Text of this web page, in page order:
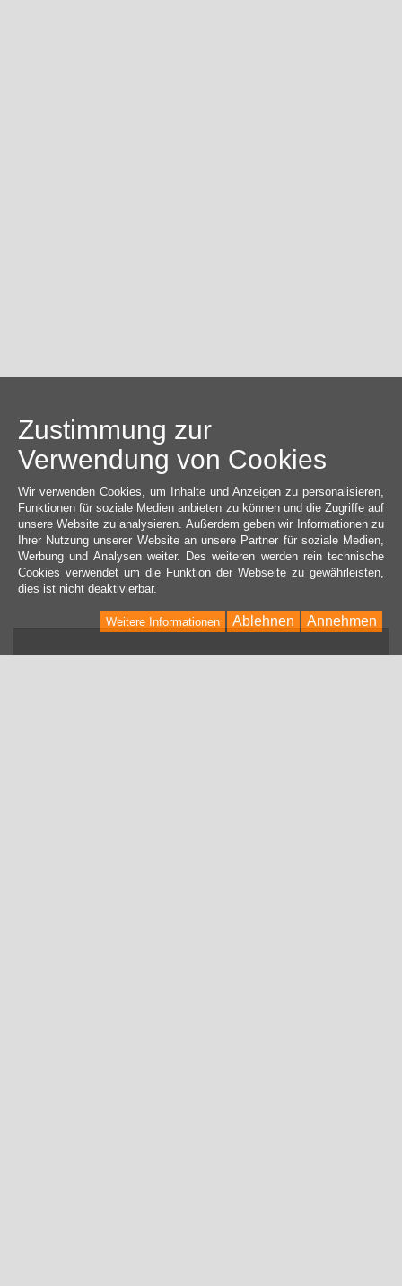
Zustimmung zur
Verwendung von Cookies
Wir verwenden Cookies, um Inhalte und Anzeigen zu personalisieren,
Funktionen für soziale Medien anbieten zu können und die Zugriffe auf
unsere Website zu analysieren. Außerdem geben wir Informationen zu
Ihrer Nutzung unserer Website an unsere Partner für soziale Medien,
Werbung und Analysen weiter. Des weiteren werden rein technische
Cookies verwendet um die Funktion der Webseite zu gewährleisten,
dies ist nicht deaktivierbar.
Annehmen
Ablehnen
Weitere Informationen